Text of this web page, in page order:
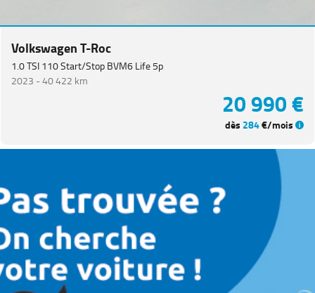
Volkswagen T-Roc
1.0 TSI 110 Start/Stop BVM6 Life 5p
2023 -40 422 km
20 990 €
dès 284€/mois